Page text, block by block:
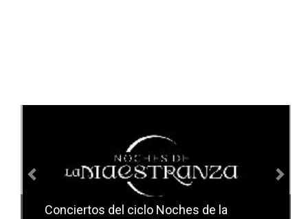
Conciertos del ciclo Noches de la
Conciertos del ciclo Candlelight en